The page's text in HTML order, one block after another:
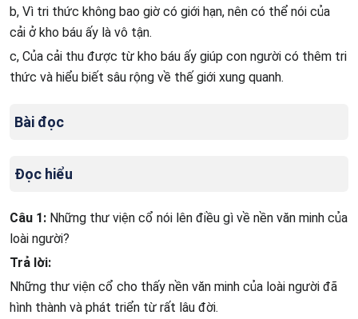
b, Vì tri thức không bao giờ có giới hạn, nên có thể nói của
cải ở kho báu ấy là vô tận.
c, Của cải thu được từ kho báu ấy giúp con người có thêm tri
thức và hiểu biết sâu rộng về thế giới xung quanh.
Bài đọc
Đọc hiểu
Câu 1: Những thư viện cổ nói lên điều gì về nền văn minh của
loài người?
Trả lời:
Những thư viện cổ cho thấy nền văn minh của loài người đã
hình thành và phát triển từ rất lâu đời.